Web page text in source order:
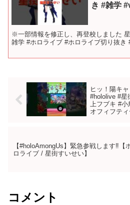
き #雑学
※一部情報を修正し、再登校しました
雑学 #ホロライブ #ホロライブ切り抜き
ヒッ！陽キ
#hololive #星
上フブキ #
オフィフテ
【#holoAmongUs】緊急参戦します‼【
ロライブ / 星街すいせい】
コメント